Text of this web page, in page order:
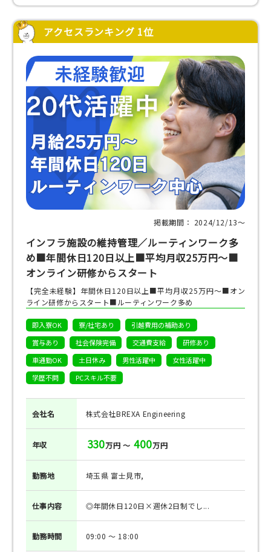
アクセスランキング 1位
掲載期間： 2024/12/13〜
インフラ施設の維持管理／ルーティンワーク多
め■年間休日120日以上■平均月収25万円～■
オンライン研修からスタート
【完全未経験】年間休日120日以上■平均月収25万円～■オン
ライン研修からスタート■ルーティンワーク多め
即入寮OK 寮/社宅あり
引越費用の補助あり
賞与あり
社会保険完備 交通費支給
研修あり
車通勤OK
土日休み 男性活躍中
女性活躍中
学歴不問
PCスキル不要
会社名 株式会社BREXA Engineering
年収 330万円 ～ 400万円
勤務地 埼玉県 富士見市,
仕事内容 ◎年間休日120日×週休2日制でし...
勤務時間 09:00 ～ 18:00